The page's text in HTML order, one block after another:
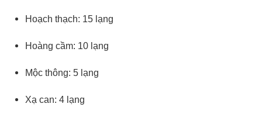
Hoạch thạch: 15 lạng
Hoàng cầm: 10 lạng
Mộc thông: 5 lạng
Xạ can: 4 lạng